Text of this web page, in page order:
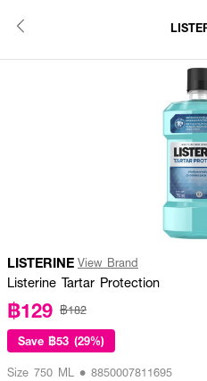
LISTERINE View Brand
Listerine Tartar Protection
฿129 ฿182
Save ฿53 (29%)
Size 750 ML • 8850007811695